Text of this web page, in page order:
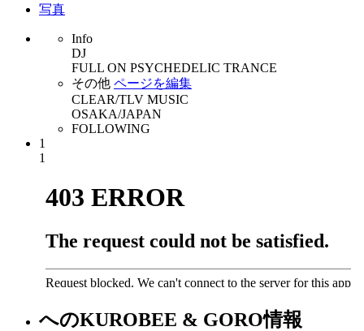
写真
Info
DJ
FULL ON PSYCHEDELIC TRANCE
その他 ページを編集
CLEAR/TLV MUSIC
OSAKA/JAPAN
FOLLOWING
1
1
へのKUROBEE & GORO情報